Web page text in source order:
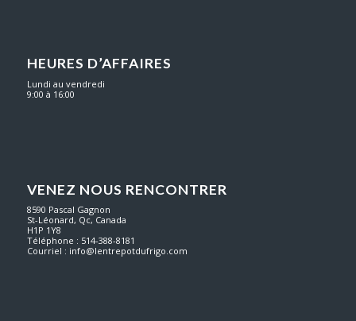
HEURES D’AFFAIRES
Lundi au vendredi
9:00 à 16:00
VENEZ NOUS RENCONTRER
8590 Pascal Gagnon
St-Léonard, Qc, Canada
H1P 1Y8
Téléphone : 514-388-8181
Courriel : info@lentrepotdufrigo.com